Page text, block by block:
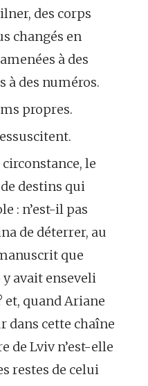
des corps
changés en
à des
à des numéros.
propres.
le
destins qui
: n’est-il pas
de déterrer, au
que
avait enseveli
et, quand Ariane
dans cette chaîne
de Lviv n’est-elle
restes de celui